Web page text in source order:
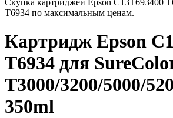
Скупка картриджей Epson C13T693400
T6934 по максимальным ценам.
Картридж Epson
T6934 для
T3000/3200/5000/
350ml